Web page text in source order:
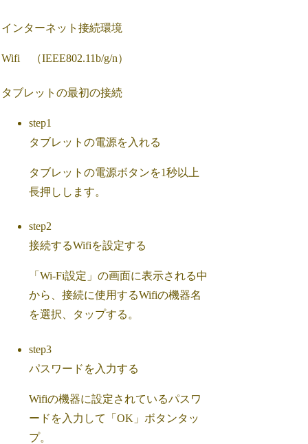
インターネット接続環境
Wifi （IEEE802.11b/g/n）
タブレットの最初の接続
step1
タブレットの電源を入れる
タブレットの電源ボタンを1秒以上
長押しします。
step2
接続するWifiを設定する
「Wi-Fi設定」の画面に表示される中
から、接続に使用するWifiの機器名
を選択、タップする。
step3
パスワードを入力する
Wifiの機器に設定されているパスワ
ードを入力して「OK」ボタンタッ
プ。